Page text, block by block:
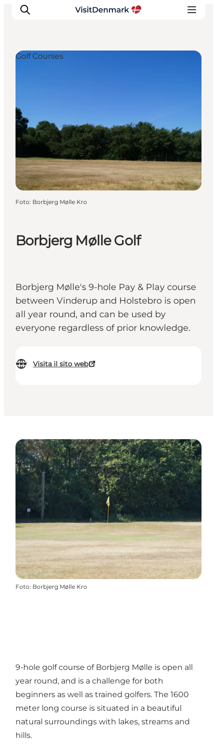
Cosa fare
Dove dormire
Pianifica il viaggio
Borbjerg Mølle Golf
Borbjerg Mølle's 9-hole Pay & Play course
between Vinderup and Holstebro is open
all year round, and can be used by
everyone regardless of prior knowledge.
Visita il sito web
Golf Courses
Foto: Borbjerg Mølle Kro
Foto: Borbjerg Mølle Kro
9-hole golf course of Borbjerg Mølle is open all
year round, and is a challenge for both
beginners as well as trained golfers. The 1600
meter long course is situated in a beautiful
natural surroundings with lakes, streams and
hills.